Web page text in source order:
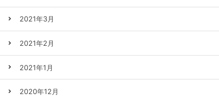
2021年3月
2021年2月
2021年1月
2020年12月